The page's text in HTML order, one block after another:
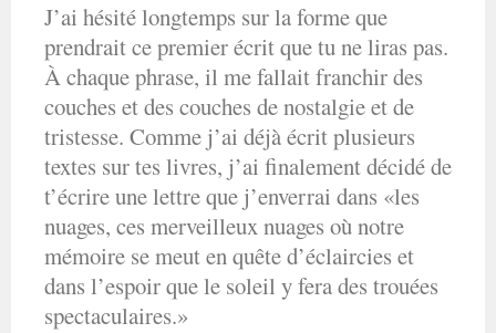
J’ai hésité longtemps sur la forme que
prendrait ce premier écrit que tu ne liras pas.
À chaque phrase, il me fallait franchir des
couches et des couches de nostalgie et de
tristesse. Comme j’ai déjà écrit plusieurs
textes sur tes livres, j’ai finalement décidé de
t’écrire une lettre que j’enverrai dans «les
nuages, ces merveilleux nuages où notre
mémoire se meut en quête d’éclaircies et
dans l’espoir que le soleil y fera des trouées
spectaculaires.»